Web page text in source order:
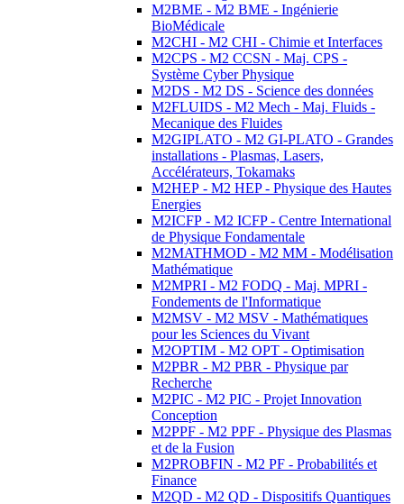
M2BME - M2 BME - Ingénierie
BioMédicale
M2CHI - M2 CHI - Chimie et Interfaces
M2CPS - M2 CCSN - Maj. CPS -
Système Cyber Physique
M2DS - M2 DS - Science des données
M2FLUIDS - M2 Mech - Maj. Fluids -
Mecanique des Fluides
M2GIPLATO - M2 GI-PLATO - Grandes
installations - Plasmas, Lasers,
Accélérateurs, Tokamaks
M2HEP - M2 HEP - Physique des Hautes
Energies
M2ICFP - M2 ICFP - Centre International
de Physique Fondamentale
M2MATHMOD - M2 MM - Modélisation
Mathématique
M2MPRI - M2 FODQ - Maj. MPRI -
Fondements de l'Informatique
M2MSV - M2 MSV - Mathématiques
pour les Sciences du Vivant
M2OPTIM - M2 OPT - Optimisation
M2PBR - M2 PBR - Physique par
Recherche
M2PIC - M2 PIC - Projet Innovation
Conception
M2PPF - M2 PPF - Physique des Plasmas
et de la Fusion
M2PROBFIN - M2 PF - Probabilités et
Finance
M2QD - M2 QD - Dispositifs Quantiques